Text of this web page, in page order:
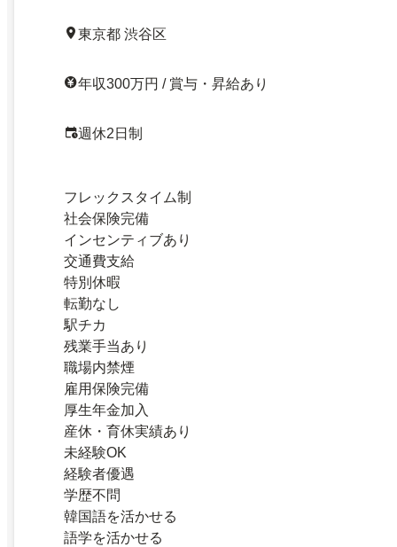
東京都 渋谷区
年収300万円 / 賞与・昇給あり
週休2日制
フレックスタイム制
社会保険完備
インセンティブあり
交通費支給
特別休暇
転勤なし
駅チカ
残業手当あり
職場内禁煙
雇用保険完備
厚生年金加入
産休・育休実績あり
未経験OK
経験者優遇
学歴不問
韓国語を活かせる
語学を活かせる